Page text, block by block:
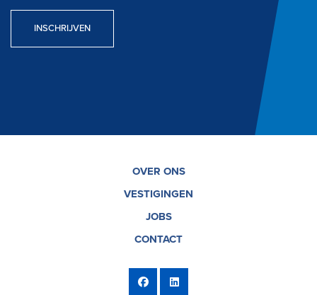
INSCHRIJVEN
OVER ONS
VESTIGINGEN
JOBS
CONTACT